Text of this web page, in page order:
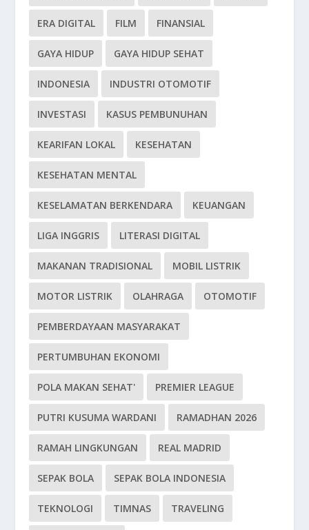
ERA DIGITAL FILM FINANSIAL
GAYA HIDUP GAYA HIDUP SEHAT
INDONESIA INDUSTRI OTOMOTIF
INVESTASI KASUS PEMBUNUHAN
KEARIFAN LOKAL KESEHATAN
KESEHATAN MENTAL
KESELAMATAN BERKENDARA KEUANGAN
LIGA INGGRIS LITERASI DIGITAL
MAKANAN TRADISIONAL MOBIL LISTRIK
MOTOR LISTRIK OLAHRAGA OTOMOTIF
PEMBERDAYAAN MASYARAKAT
PERTUMBUHAN EKONOMI
POLA MAKAN SEHAT' PREMIER LEAGUE
PUTRI KUSUMA WARDANI RAMADHAN 2026
RAMAH LINGKUNGAN REAL MADRID
SEPAK BOLA SEPAK BOLA INDONESIA
TEKNOLOGI TIMNAS TRAVELING